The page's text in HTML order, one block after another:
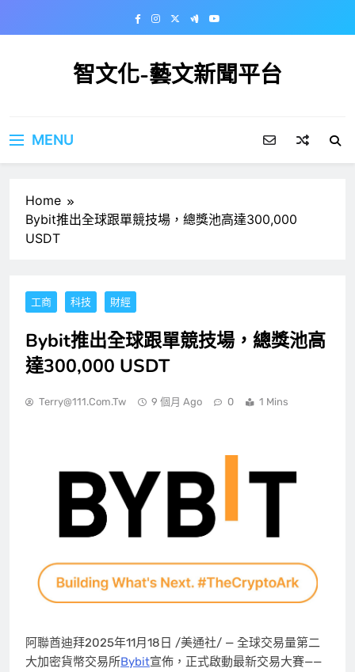
智文化-藝文新聞平台
MENU
Home
Bybit推出全球跟單競技場，總獎池高達300,000
USDT
工商 科技 財經
Bybit推出全球跟單競技場，總獎池高
達300,000 USDT
Terry@111.com.tw 9 個月 Ago 0 1 Mins
阿聯酋迪拜2025年11月18日 /美通社/ — 全球交易量第二
大加密貨幣交易所Bybit宣佈，正式啟動最新交易大賽——